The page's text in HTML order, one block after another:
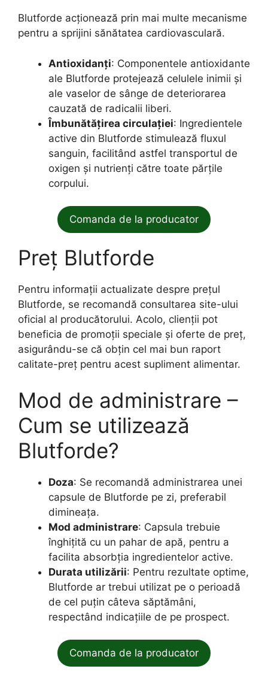
Blutforde acționează prin mai multe mecanisme
pentru a sprijini sănătatea cardiovasculară.
Antioxidanți: Componentele antioxidante
ale Blutforde protejează celulele inimii și
ale vaselor de sânge de deteriorarea
cauzată de radicalii liberi.
Îmbunătățirea circulației: Ingredientele
active din Blutforde stimulează fluxul
sanguin, facilitând astfel transportul de
oxigen și nutrienți către toate părțile
corpului.
Comanda de la producator
Preț Blutforde
Pentru informații actualizate despre prețul
Blutforde, se recomandă consultarea site-ului
oficial al producătorului. Acolo, clienții pot
beneficia de promoții speciale și oferte de preț,
asigurându-se că obțin cel mai bun raport
calitate-preț pentru acest supliment alimentar.
Mod de administrare –
Cum se utilizează
Blutforde?
Doza: Se recomandă administrarea unei
capsule de Blutforde pe zi, preferabil
dimineața.
Mod administrare: Capsula trebuie
înghițită cu un pahar de apă, pentru a
facilita absorbția ingredientelor active.
Durata utilizării: Pentru rezultate optime,
Blutforde ar trebui utilizat pe o perioadă
de cel puțin câteva săptămâni,
respectând indicațiile de pe prospect.
Comanda de la producator